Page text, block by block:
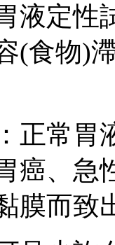
定性
(食物)
常胃
癌、急
膜而致